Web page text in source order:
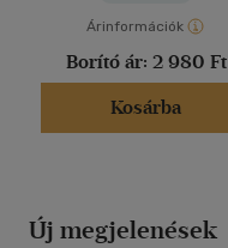
Árinformációk
Borító ár: 2 980 Ft
Kosárba
Új megjelenések